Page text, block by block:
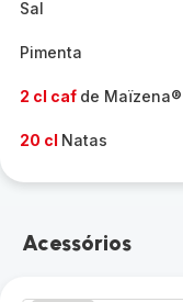
Sal
Pimenta
2 cl caf de Maïzena®
20 cl Natas
Acessórios